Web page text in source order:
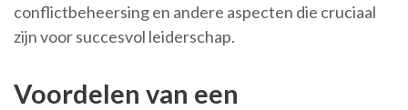
conflictbeheersing en andere aspecten die cruciaal
zijn voor succesvol leiderschap.
Voordelen van een